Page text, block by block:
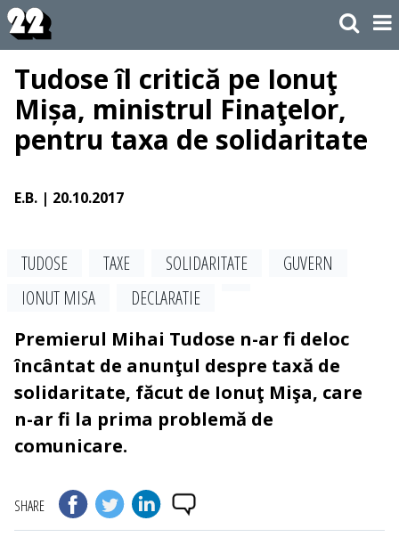
Tudose îl critică pe Ionuţ
Mișa, ministrul Finaţelor,
pentru taxa de solidaritate
E.B. | 20.10.2017
TUDOSE TAXE SOLIDARITATE
GUVERN
IONUT MISA
DECLARATIE
Premierul Mihai Tudose n-ar fi deloc
încântat de anunţul despre taxă de
solidaritate, făcut de Ionuţ Mişa, care
n-ar fi la prima problemă de
comunicare.
SHARE